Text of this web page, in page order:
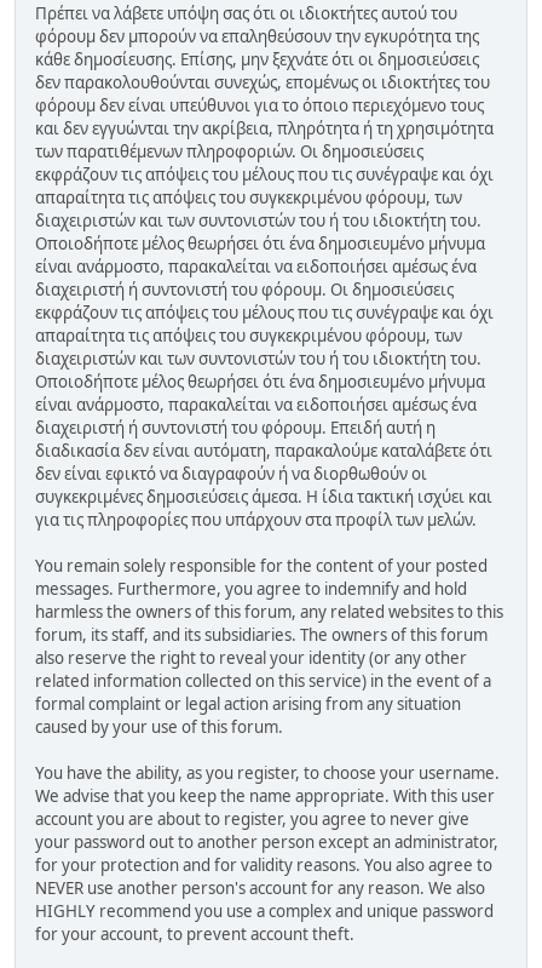
Πρέπει να λάβετε υπόψη σας ότι οι ιδιοκτήτες αυτού του
φόρουμ δεν μπορούν να επαληθεύσουν την εγκυρότητα της
κάθε δημοσίευσης. Επίσης, μην ξεχνάτε ότι οι δημοσιεύσεις
δεν παρακολουθούνται συνεχώς, επομένως οι ιδιοκτήτες του
φόρουμ δεν είναι υπεύθυνοι για το όποιο περιεχόμενο τους
και δεν εγγυώνται την ακρίβεια, πληρότητα ή τη χρησιμότητα
των παρατιθέμενων πληροφοριών. Οι δημοσιεύσεις
εκφράζουν τις απόψεις του μέλους που τις συνέγραψε και όχι
απαραίτητα τις απόψεις του συγκεκριμένου φόρουμ, των
διαχειριστών και των συντονιστών του ή του ιδιοκτήτη του.
Οποιοδήποτε μέλος θεωρήσει ότι ένα δημοσιευμένο μήνυμα
είναι ανάρμοστο, παρακαλείται να ειδοποιήσει αμέσως ένα
διαχειριστή ή συντονιστή του φόρουμ. Οι δημοσιεύσεις
εκφράζουν τις απόψεις του μέλους που τις συνέγραψε και όχι
απαραίτητα τις απόψεις του συγκεκριμένου φόρουμ, των
διαχειριστών και των συντονιστών του ή του ιδιοκτήτη του.
Οποιοδήποτε μέλος θεωρήσει ότι ένα δημοσιευμένο μήνυμα
είναι ανάρμοστο, παρακαλείται να ειδοποιήσει αμέσως ένα
διαχειριστή ή συντονιστή του φόρουμ. Επειδή αυτή η
διαδικασία δεν είναι αυτόματη, παρακαλούμε καταλάβετε ότι
δεν είναι εφικτό να διαγραφούν ή να διορθωθούν οι
συγκεκριμένες δημοσιεύσεις άμεσα. Η ίδια τακτική ισχύει και
για τις πληροφορίες που υπάρχουν στα προφίλ των μελών.
You remain solely responsible for the content of your posted
messages. Furthermore, you agree to indemnify and hold
harmless the owners of this forum, any related websites to this
forum, its staff, and its subsidiaries. The owners of this forum
also reserve the right to reveal your identity (or any other
related information collected on this service) in the event of a
formal complaint or legal action arising from any situation
caused by your use of this forum.
You have the ability, as you register, to choose your username.
We advise that you keep the name appropriate. With this user
account you are about to register, you agree to never give
your password out to another person except an administrator,
for your protection and for validity reasons. You also agree to
NEVER use another person's account for any reason. We also
HIGHLY recommend you use a complex and unique password
for your account, to prevent account theft.